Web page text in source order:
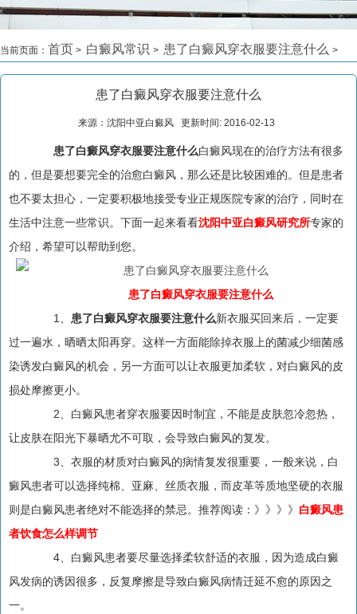
当前页面： 首页 > 白癜风常识 > 患了白癜风穿衣服要注意什么 >
患了白癜风穿衣服要注意什么
来源：沈阳中亚白癜风 更新时间: 2016-02-13
患了白癜风穿衣服要注意什么白癜风现在的治疗方法有很多
的，但是要想要完全的治愈白癜风，那么还是比较困难的。但是患者
也不要太担心，一定要积极地接受专业正规医院专家的治疗，同时在
生活中注意一些常识。下面一起来看看沈阳中亚白癜风研究所专家的
介绍，希望可以帮助到您。
患了白癜风穿衣服要注意什么
1、 患了白癜风穿衣服要注意什么新衣服买回来后，一定要
过一遍水，晒晒太阳再穿。这样一方面能除掉衣服上的菌减少细菌感
染诱发白癜风的机会，另一方面可以让衣服更加柔软，对白癜风的皮
损处摩擦更小。
2、白癜风患者穿衣服要因时制宜，不能是皮肤忽冷忽热，
让皮肤在阳光下暴晒尤不可取，会导致白癜风的复发。
3、衣服的材质对白癜风的病情复发很重要，一般来说，白
癜风患者可以选择纯棉、亚麻、丝质衣服，而皮革等质地坚硬的衣服
则是白癜风患者绝对不能选择的禁忌。推荐阅读：》》》》 白癜风患
者饮食怎么样调节
4、白癜风患者要尽量选择柔软舒适的衣服，因为造成白癜
风发病的诱因很多，反复摩擦是导致白癜风病情迁延不愈的原因之
一。